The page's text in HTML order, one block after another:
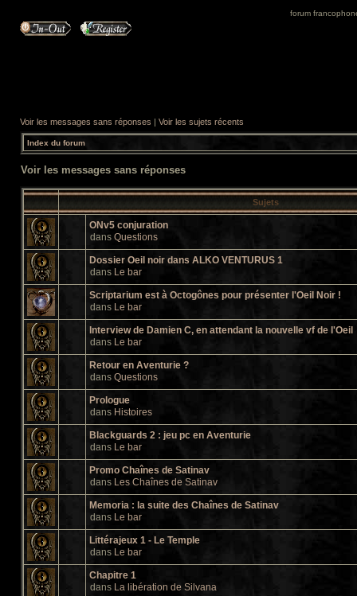
forum
Voir les messages sans réponses | Voir les sujets récents
Index du forum
Voir les messages sans réponses
Sujets
ONv5 conjuration
dans Questions
Dossier Oeil noir dans ALKO VENTURUS 1
dans Le bar
Scriptarium est à Octogônes pour présenter l'Oeil Noir !
dans Le bar
Interview de Damien C, en attendant la nouvelle vf de l'Oeil
dans Le bar
Retour en Aventurie ?
dans Questions
Prologue
dans Histoires
Blackguards 2 : jeu pc en Aventurie
dans Le bar
Promo Chaînes de Satinav
dans Les Chaînes de Satinav
Memoria : la suite des Chaînes de Satinav
dans Le bar
Littérajeux 1 - Le Temple
dans Le bar
Chapitre 1
dans La libération de Silvana